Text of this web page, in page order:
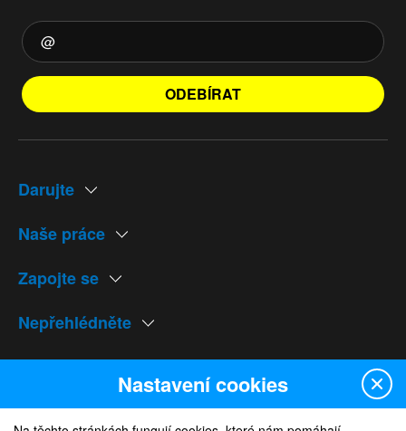
ODEBÍRAT
Darujte
Naše práce
Zapojte se
Nepřehlédněte
Naše weby
Nastavení cookies